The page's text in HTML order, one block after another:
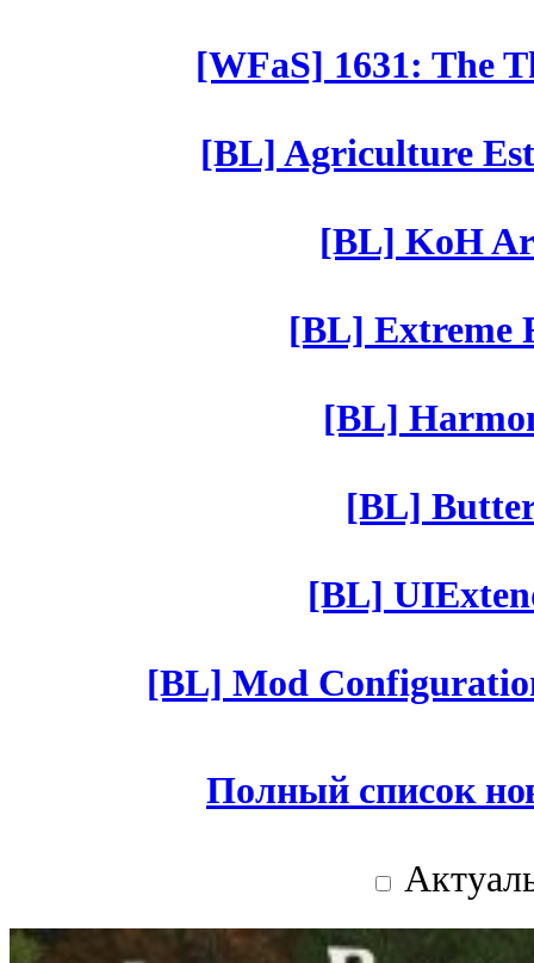
[WFaS] 1631: The
[BL] Agriculture
[BL] KoH
[BL] Extreme
[BL]
[BL]
[BL]
[BL] Mod
Полный список